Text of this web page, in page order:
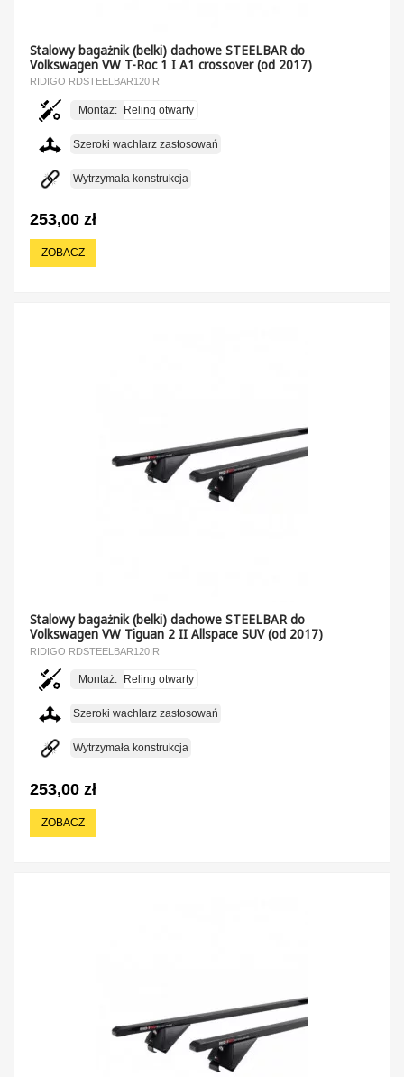
Stalowy bagażnik (belki) dachowe STEELBAR do
Volkswagen VW T-Roc 1 I A1 crossover (od 2017)
RIDIGO RDSTEELBAR120IR
Montaż: Reling otwarty
Szeroki wachlarz zastosowań
Wytrzymała konstrukcja
253,00 zł
ZOBACZ
Stalowy bagażnik (belki) dachowe STEELBAR do
Volkswagen VW Tiguan 2 II Allspace SUV (od 2017)
RIDIGO RDSTEELBAR120IR
Montaż: Reling otwarty
Szeroki wachlarz zastosowań
Wytrzymała konstrukcja
253,00 zł
ZOBACZ